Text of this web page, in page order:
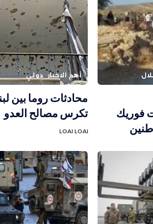
فوريك
أهم الاخبار دولي
محادثات روما بين
تكرس مصالح العدو
LOAI LOAI